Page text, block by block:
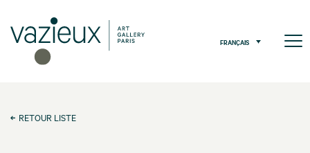
FRANÇAIS
RETOUR LISTE